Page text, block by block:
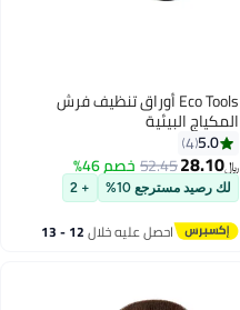
Eco Tools أوراق تنظيف فرش
المكياج البيئية
5.0
4
﷼‏28.10
52.45 خصم 46%
لك رصيد مسترجع 10% + 2
احصل عليه خلال 12 - 13